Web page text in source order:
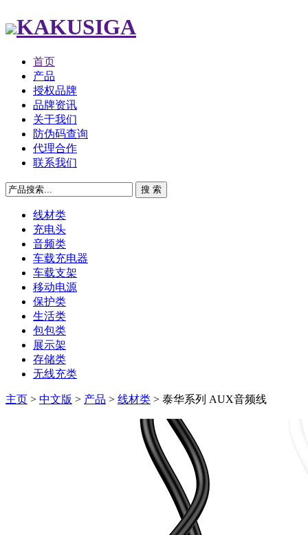
KAKUSIGA
首页
产品
授权品牌
品牌资讯
关于我们
防伪码查询
代理合作
联系我们
线材类
充电头
音频类
车载充电器
车载支架
移动电源
保护类
生活类
包包类
展示架
存储类
无线充类
主页 > 中文版 > 产品 > 线材类 > 泰华系列 AUX音频线